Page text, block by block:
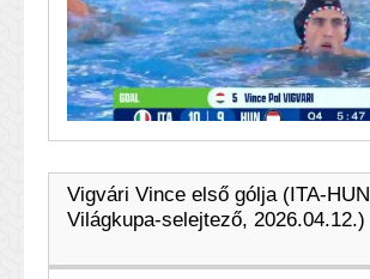
Vigvári Vince első gólja (ITA-HUN
Világkupa-selejtező, 2026.04.12.)